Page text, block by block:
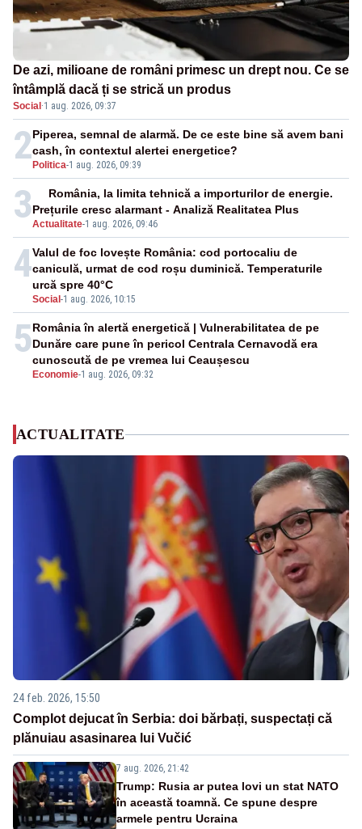
De azi, milioane de români primesc un drept nou. Ce se
întâmplă dacă ți se strică un produs
Social ·1 aug. 2026, 09:37
2 Politica-1 aug. 2026, 09:39
Piperea, semnal de alarmă. De ce este bine să avem bani
cash, în contextul alertei energetice?
3Actualitate-1 aug. 2026, 09:46
România, la limita tehnică a importurilor de energie.
Prețurile cresc alarmant - Analiză Realitatea Plus
4
Social -1 aug. 2026, 10:15
Valul de foc lovește România: cod portocaliu de
caniculă, urmat de cod roșu duminică. Temperaturile
urcă spre 40°C
5
Economie-1 aug. 2026, 09:32
România în alertă energetică | Vulnerabilitatea de pe
Dunăre care pune în pericol Centrala Cernavodă era
cunoscută de pe vremea lui Ceaușescu
ACTUALITATE
24 feb. 2026, 15:50
Complot dejucat în Serbia: doi bărbați, suspectați că
plănuiau asasinarea lui Vučić
7 aug. 2026, 21:42
Trump: Rusia ar putea lovi un stat NATO
în această toamnă. Ce spune despre
armele pentru Ucraina